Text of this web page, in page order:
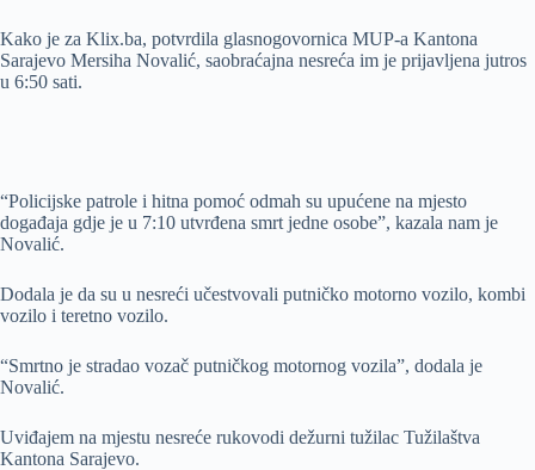
Kako je za Klix.ba, potvrdila glasnogovornica MUP-a Kantona
Sarajevo Mersiha Novalić, saobraćajna nesreća im je prijavljena jutros
u 6:50 sati.
“Policijske patrole i hitna pomoć odmah su upućene na mjesto
događaja gdje je u 7:10 utvrđena smrt jedne osobe”, kazala nam je
Novalić.
Dodala je da su u nesreći učestvovali putničko motorno vozilo, kombi
vozilo i teretno vozilo.
“Smrtno je stradao vozač putničkog motornog vozila”, dodala je
Novalić.
Uviđajem na mjestu nesreće rukovodi dežurni tužilac Tužilaštva
Kantona Sarajevo.